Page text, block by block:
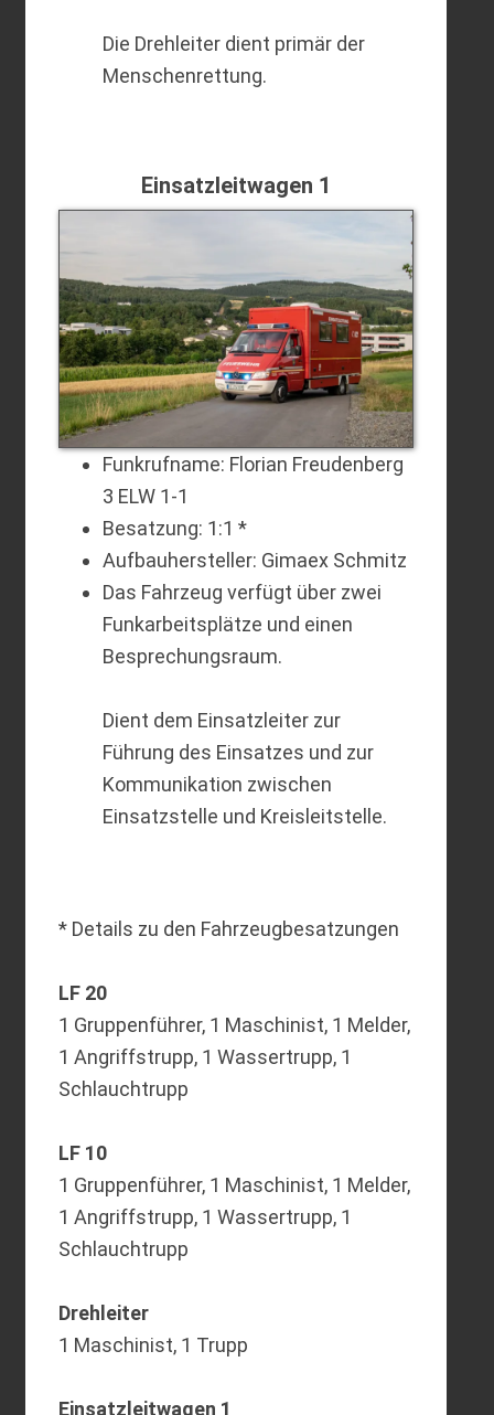
Die Drehleiter dient primär der
Menschenrettung.
Einsatzleitwagen 1
Funkrufname: Florian Freudenberg
3 ELW 1-1
Besatzung: 1:1 *
Aufbauhersteller: Gimaex Schmitz
Das Fahrzeug verfügt über zwei
Funkarbeitsplätze und einen
Besprechungsraum.
Dient dem Einsatzleiter zur
Führung des Einsatzes und zur
Kommunikation zwischen
Einsatzstelle und Kreisleitstelle.
* Details zu den Fahrzeugbesatzungen
LF 20
1 Gruppenführer, 1 Maschinist, 1 Melder,
1 Angriffstrupp, 1 Wassertrupp, 1
Schlauchtrupp
LF 10
1 Gruppenführer, 1 Maschinist, 1 Melder,
1 Angriffstrupp, 1 Wassertrupp, 1
Schlauchtrupp
Drehleiter
1 Maschinist, 1 Trupp
Einsatzleitwagen 1